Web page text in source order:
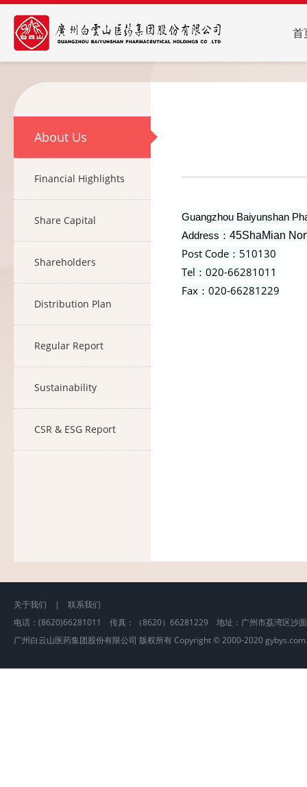
首
About Us
Financial Highlights
Share Capital
Shareholders
Distribution Plan
Regular Report
Sustainability
CSR & ESG Report
Guangzhou Baiyunshan
Address： 45ShaMian
Post Code：510130
Tel：020-66281011
Fax：020-66281229
关于我们 | 联系我们
电话：(8620)66281011 传真：（8620）66281229 地址：广州市荔湾区沙
广州白云山医药集团股份有限公司 版权所有 Copyright © 2000-2020